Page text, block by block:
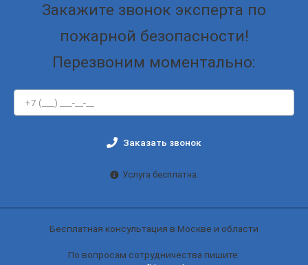
Закажите звонок эксперта по
пожарной безопасности!
Перезвоним моментально:
Заказать звонок
Услуга бесплатна.
Бесплатная консультация в Москве и области
По вопросам сотрудничества пишите: